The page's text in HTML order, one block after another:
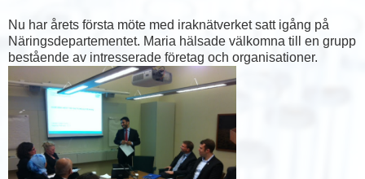
Nu har årets första möte med iraknätverket satt igång på
Näringsdepartementet. Maria hälsade välkomna till en grupp
bestående av intresserade företag och organisationer.